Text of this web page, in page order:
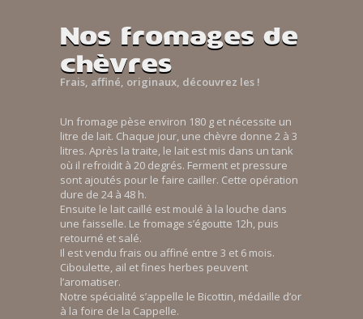
Nos fromages de
chèvres
Frais, affiné, originaux, découvrez les !
Un fromage pèse environ 180 g et nécessite un
litre de lait. Chaque jour, une chèvre donne 2 à 3
litres. Après la traite, le lait est mis dans un tank
où il refroidit à 20 degrés. Ferment et pressure
sont ajoutés pour le faire cailler. Cette opération
dure de 24 à 48 h.
Ensuite le lait caillé est moulé à la louche dans
une faisselle. Le fromage s’égoutte 12h, puis
retourné et salé.
Il est vendu frais ou affiné entre 3 et 6 mois.
Ciboulette, ail et fines herbes peuvent
l’aromatiser.
Notre spécialité s’appelle le Bicottin, médaille d’or
à la foire de la Cappelle.